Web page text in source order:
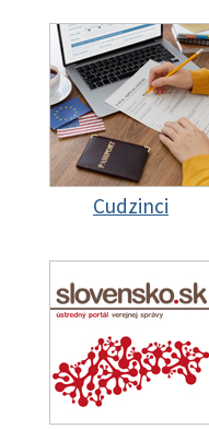
Cudzinci